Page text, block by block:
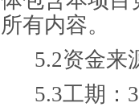
所有内容。
5.2资金来
5.3工期：